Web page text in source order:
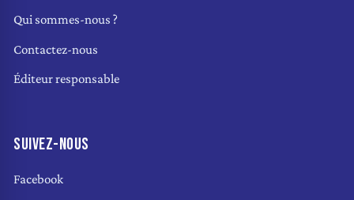
Qui sommes-nous ?
Contactez-nous
Éditeur responsable
SUIVEZ-NOUS
Facebook